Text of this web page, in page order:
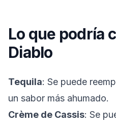
Lo que podría
Diablo
Tequila: Se puede
un sabor más ahumado.
Crème de Cassis: Se